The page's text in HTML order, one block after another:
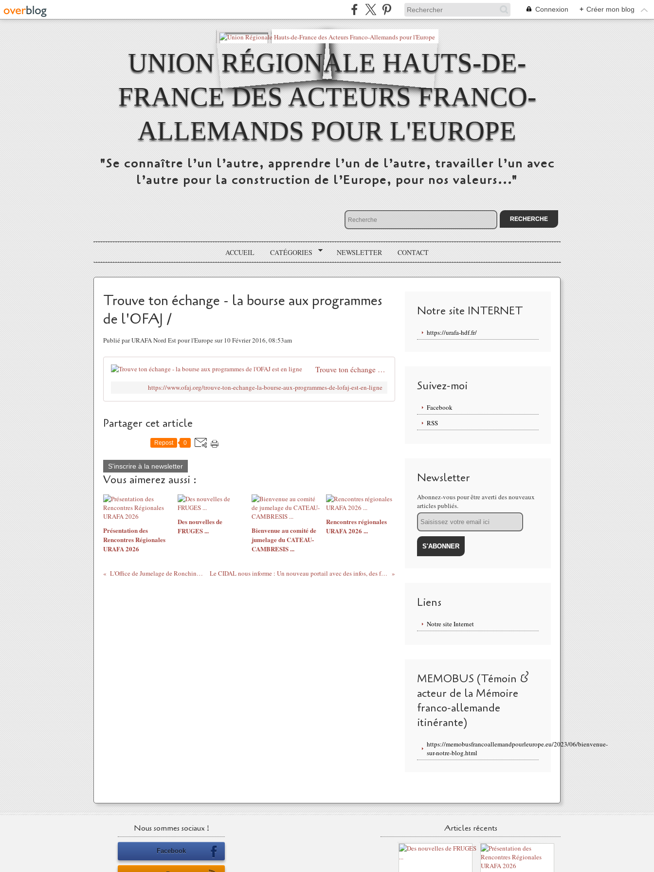
Connexion + Créer mon blog
UNION RÉGIONALE HAUTS-DE-
FRANCE DES ACTEURS FRANCO-
ALLEMANDS POUR L'EUROPE
"Se connaître l’un l’autre, apprendre l’un de l’autre, travailler l’un avec
l’autre pour la construction de l’Europe, pour nos valeurs..."
ACCUEIL CATÉGORIES NEWSLETTER CONTACT
Trouve ton échange - la bourse aux programmes
de l'OFAJ /
Publié par URAFA Nord Est pour l'Europe sur 10 Février 2016, 08:53am
Trouve ton échange - la bourse aux programmes de l'OFAJ est en ligne
https://www.ofaj.org/trouve-ton-echange-la-bourse-aux-programmes-de-lofaj-est-en-ligne
Partager cet article
Repost 0
S'inscrire à la newsletter
Vous aimerez aussi :
Présentation des
Rencontres Régionales
URAFA 2026
Des nouvelles de
FRUGES ...
Bienvenue au comité de
jumelage du CATEAU-
CAMBRESIS ...
Rencontres régionales
URAFA 2026 ...
L'Office de Jumelage de Ronchin à Halle / Westfalen Le CIDAL nous informe : Un nouveau portail avec des infos, des faits et des chiffres sur l'Allemagne
Notre site INTERNET
https://urafa-hdf.fr/
Suivez-moi
Facebook
RSS
Newsletter
Abonnez-vous pour être averti des nouveaux
articles publiés.
Email
Liens
Notre site Internet
MEMOBUS (Témoin &
acteur de la Mémoire
franco-allemande
itinérante)
https://memobusfrancoallemandpourleurope.eu/2023/06/bienvenue-
sur-notre-blog.html
Nous sommes sociaux !
Facebook
Articles récents